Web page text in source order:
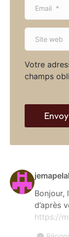
Bonjour,
d’après
https://
Votre
champs
*
a
l
*
S
e
w
b